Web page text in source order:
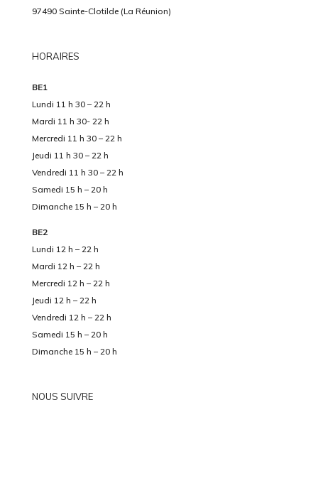
97490 Sainte-Clotilde (La Réunion)
HORAIRES
BE1
Lundi 11 h 30 – 22 h
Mardi 11 h 30- 22 h
Mercredi 11 h 30 – 22 h
Jeudi 11 h 30 – 22 h
Vendredi 11 h 30 – 22 h
Samedi 15 h – 20 h
Dimanche 15 h – 20 h
BE2
Lundi 12 h – 22 h
Mardi 12 h – 22 h
Mercredi 12 h – 22 h
Jeudi 12 h – 22 h
Vendredi 12 h – 22 h
Samedi 15 h – 20 h
Dimanche 15 h – 20 h
NOUS SUIVRE